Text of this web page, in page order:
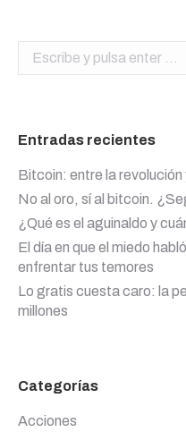
Buscar:
Entradas recientes
Bitcoin: entre la revolución
No al oro, sí al bitcoin.
¿Qué es el aguinaldo y
El día en que el miedo
enfrentar tus temores
Lo gratis cuesta caro: la
millones
Categorías
Acciones